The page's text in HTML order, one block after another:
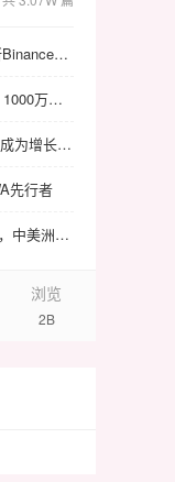
ZIPPO 生态里程碑：即将登陆头部交易所Binance，GameFi 与通缩模型开启价值飞轮
【重磅喜讯】Eni公链联手新加坡基金会，1000万美金赋能众环CRC！
在全球资产数字化浪潮推动下，RWA正在成为增长最快的金融科技赛道之一。根据行业研究机构数据，当前全球RWA市场规模已达到约250亿至350亿美元，并预计将在2030年增长至5万亿至10万亿美元级别，成为继稳定币与DeFi之后最重要的链上资产结构之一。 在这一宏观背景下，HualiChain作为全球首个以黄花梨真实产业为底层资产支撑的Layer1公链生态，其长期投资价值正逐步受到机构市场与行业研究者的关注。 从资产逻辑来看，黄花梨作为全球极稀缺文化资产，其市场存量价值普遍估计在5000亿至1万亿人民币区间，但由于长期缺乏统一确权体系与标准化交易机制，大量资产仍处于非流动状态。这意味着该类资产本身存在巨大的“结构性价值未释放空间”。 HualiChain通过构建真实资产池与Tree NFT确权体系，将分散的黄花梨资源转化为可链上表达的标准化数字资产，使传统“高价值低流动”的资产结构首次具备全球可交易能力。这一过程本质上是对存量文化资产价值的系统性释放。 从金融结构来看，HualiChain通过HHT通证体系连接资产发行、交易结算与DeFi金融网络，使资产在链上形成完整的价值循环路径。同时通过手续费回购、销毁机制与锁仓机制构建通缩模型，使HHT价值与网络使用强度、资产规模及交易活跃度直接关联。 更重要的是，HualiChain并非单一项目，而是一个面向全球文化资产的RWA基础设施网络。其未来可扩展至红木、艺术品、古董、文旅资产等多个非标资产领域，从而形成跨资产类别的统一数字金融协议层。 从投资视角来看，HualiChain的长期潜力主要体现在三个方面： 第一，RWA赛道的结构性增长红利； 第二，稀缺文化资产标准化带来的存量价值释放； 第三，基础设施级项目在全球资本市场中的长期估值溢价能力。 行业普遍认为，基础设施型RWA项目的价值不依赖单一资产价格波动，而取决于网络规模、标准影响力与资产接入能力。如果HualiChain能够持续推进全球标准体系建设并扩大机构级市场接入，其有望成为文化资产RWA领域的重要基础协议之一。 随着全球资本逐步从传统金融资产向非标资产扩展，文化资产数字化将成为下一阶段重要趋势。HualiChain正处于这一结构性转型的早期阶段，其长期发展空间与网络价值增长潜力仍处于持续释放HualiChain投资价值与长期潜力：全球文化资产RWA赛道的基础设施级中。
先行者
Legendary Labs与金链资本达成战略合并，中美洲牌照加持助力生态升级
浏览
2B